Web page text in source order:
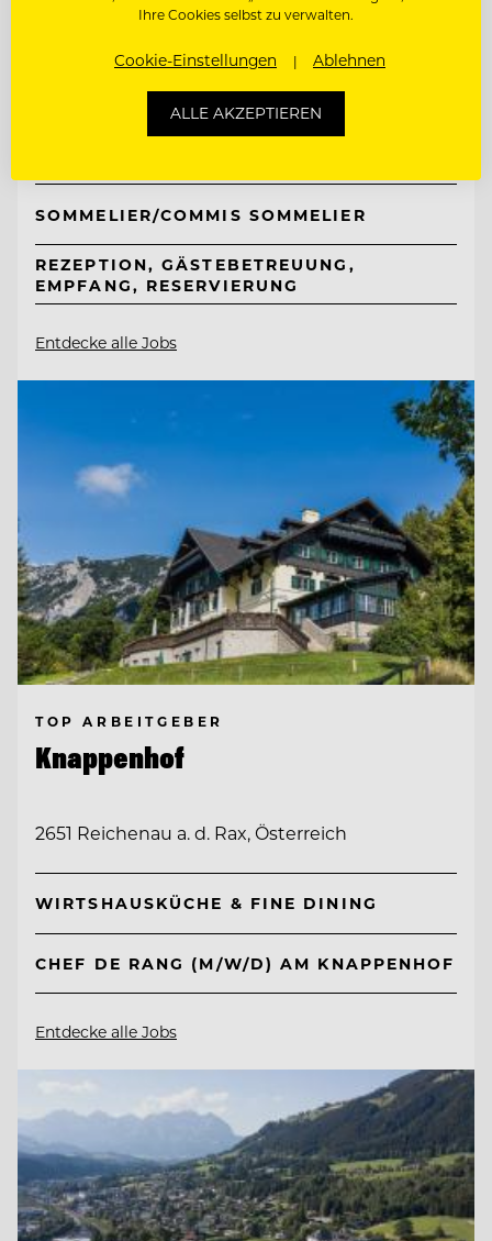
TOP ARBEITGEBER
7081 Schützen bei Wien am Neusiedlersee,
SOMMELIER/COMMIS SOMMELIER
REZEPTION, GÄSTEBETREUUNG,
EMPFANG, RESERVIERUNG
Entdecke alle Jobs
TOP ARBEITGEBER
Knappenhof
2651 Reichenau a. d. Rax, Österreich
WIRTSHAUSKÜCHE & FINE DINING
CHEF DE RANG (M/W/D) AM KNAPPENHOF
Entdecke alle Jobs
Ihre Cookies selbst zu verwalten.
Cookie-Einstellungen Ablehnen
ALLE AKZEPTIEREN